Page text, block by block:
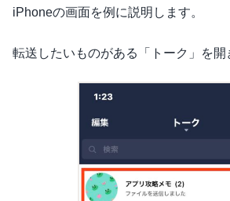
iPhoneの画面を例に説明します。
転送したいものがある「トーク」を開